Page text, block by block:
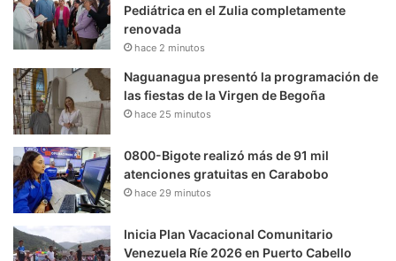
Pediátrica en el Zulia completamente
renovada
hace 2 minutos
Naguanagua presentó la programación de
las fiestas de la Virgen de Begoña
hace 25 minutos
0800-Bigote realizó más de 91 mil
atenciones gratuitas en Carabobo
hace 29 minutos
Inicia Plan Vacacional Comunitario
Venezuela Ríe 2026 en Puerto Cabello